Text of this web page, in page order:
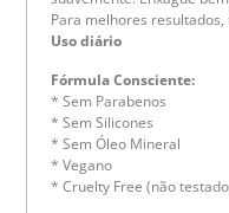
Para melhores
Uso diário
Fórmula Consciente:
* Sem Parabenos
* Sem Silicones
* Sem Óleo Mineral
* Vegano
* Cruelty Free (não